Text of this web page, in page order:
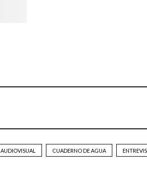
AUDIOVISUAL CUADERNO DE AGUA